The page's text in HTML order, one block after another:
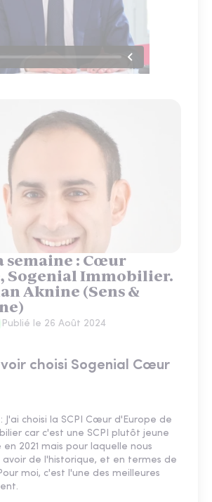
semaine : Cœur
Sogenial Immobilier.
Aknine (Sens &
Publié le 26 Août 2024
choisi Sogenial Cœur
: J'ai choisi la SCPI Cœur d'Europe de
car c'est une SCPI plutôt jeune
2021 mais pour laquelle nous
avoir de l'historique, et en termes de
moi, c'est l'une des meilleures